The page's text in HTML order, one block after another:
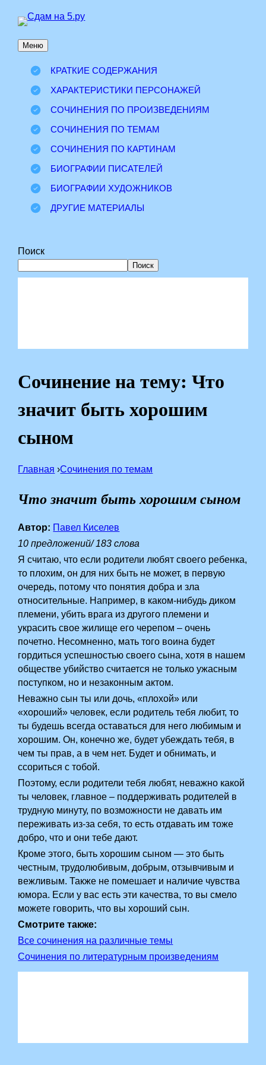
Перейти
содержимому
Меню
КРАТКИЕ СОДЕРЖАНИЯ
ХАРАКТЕРИСТИКИ ПЕРСОНАЖЕЙ
СОЧИНЕНИЯ ПО ПРОИЗВЕДЕНИЯМ
СОЧИНЕНИЯ ПО ТЕМАМ
СОЧИНЕНИЯ ПО КАРТИНАМ
БИОГРАФИИ ПИСАТЕЛЕЙ
БИОГРАФИИ ХУДОЖНИКОВ
ДРУГИЕ МАТЕРИАЛЫ
Поиск
Поиск
Сочинение на тему: Что
значит быть хорошим
сыном
Главная ›Сочинения по темам
Что значит быть хорошим сыном
Автор: Павел Киселев
10 предложений/ 183 слова
Я считаю, что если родители любят своего ребенка,
то плохим, он для них быть не может, в первую
очередь, потому что понятия добра и зла
относительные. Например, в каком-нибудь диком
племени, убить врага из другого племени и
украсить свое жилище его черепом – очень
почетно. Несомненно, мать того воина будет
гордиться успешностью своего сына, хотя в нашем
обществе убийство считается не только ужасным
поступком, но и незаконным актом.
Неважно сын ты или дочь, «плохой» или
«хороший» человек, если родитель тебя любит, то
ты будешь всегда оставаться для него любимым и
хорошим. Он, конечно же, будет убеждать тебя, в
чем ты прав, а в чем нет. Будет и обнимать, и
ссориться с тобой.
Поэтому, если родители тебя любят, неважно какой
ты человек, главное – поддерживать родителей в
трудную минуту, по возможности не давать им
переживать из-за себя, то есть отдавать им тоже
добро, что и они тебе дают.
Кроме этого, быть хорошим сыном — это быть
честным, трудолюбивым, добрым, отзывчивым и
вежливым. Также не помешает и наличие чувства
юмора. Если у вас есть эти качества, то вы смело
можете говорить, что вы хороший сын.
Смотрите также:
Все сочинения на различные темы
Сочинения по литературным произведениям